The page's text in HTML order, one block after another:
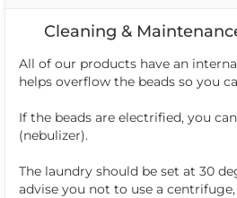
Cleaning &
All of our products have an
helps overflow the beads so you
If the beads are electrified, you
(nebulizer).
The laundry should be set at 30
advise you not to use a